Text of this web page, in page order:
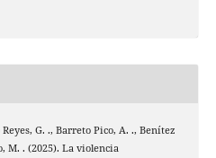
G. ., Barreto Pico, A. ., Benítez
M. . (2025). La violencia